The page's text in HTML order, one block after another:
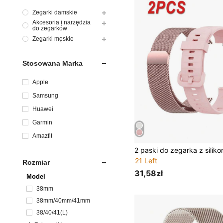
Zegarki damskie
Akcesoria i narzędzia
do zegarków
Zegarki męskie
Stosowana Marka
Apple
Samsung
Huawei
Garmin
Amazfit
Rozmiar
Model
38mm
38mm/40mm/41mm
38/40/41(L)
21 Left
#9 Bestsellery
21 Left
#9 Bestsellery
21 Left
#9 Bestsellery
31,58zł